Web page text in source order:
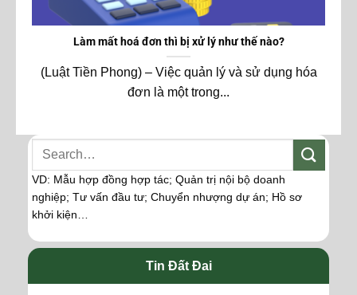
Làm mất hoá đơn thì bị xử lý như thế nào?
(Luật Tiền Phong) – Việc quản lý và sử dụng hóa
đơn là một trong...
VD: Mẫu hợp đồng hợp tác; Quản trị nội bộ doanh
nghiệp; Tư vấn đầu tư; Chuyển nhượng dự án; Hồ sơ
khởi kiện…
Tin Đất Đai